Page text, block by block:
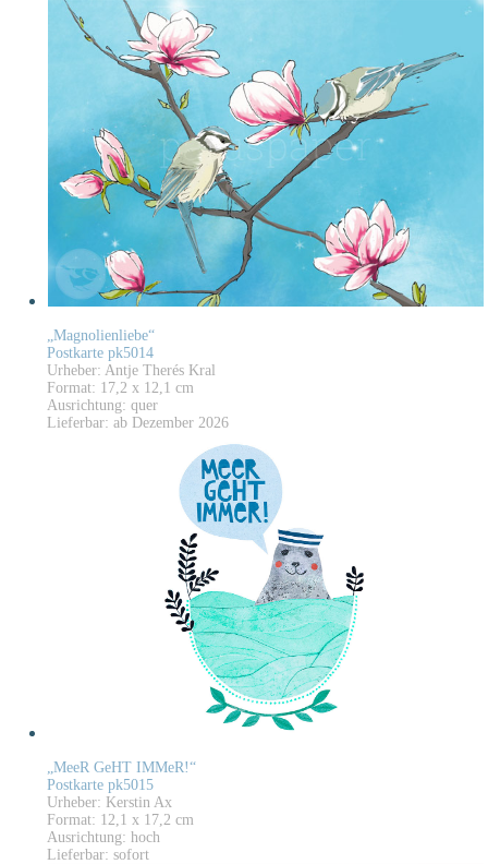
„Magnolienliebe“
Postkarte pk5014
Urheber: Antje Therés Kral
Format: 17,2 x 12,1 cm
Ausrichtung: quer
Lieferbar: ab Dezember 2026
„MeeR GeHT IMMeR!“
Postkarte pk5015
Urheber: Kerstin Ax
Format: 12,1 x 17,2 cm
Ausrichtung: hoch
Lieferbar: sofort